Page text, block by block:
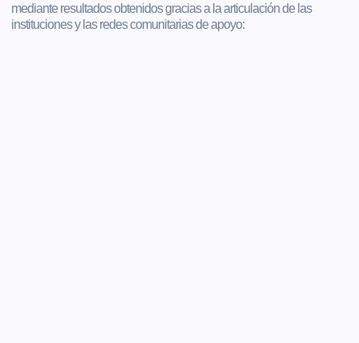
mediante resultados obtenidos gracias a la articulación de las
instituciones y las redes comunitarias de apoyo: